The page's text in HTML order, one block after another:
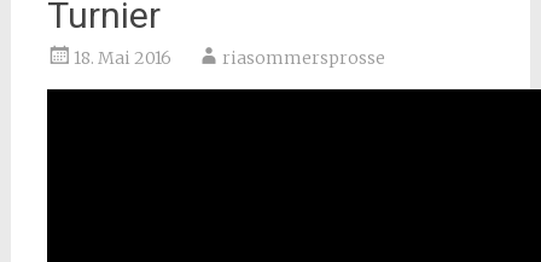
Turnier
18. Mai 2016 riasommersprosse